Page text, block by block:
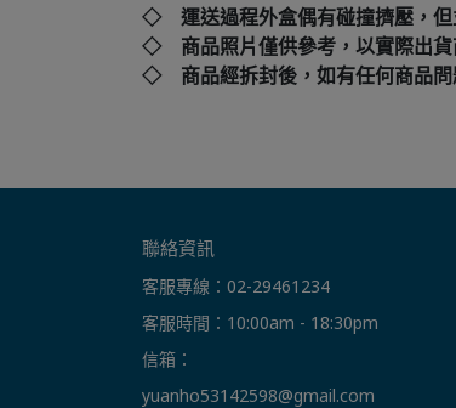
◇ 運送過程外盒偶有碰撞擠壓，但
◇ 商品照片僅供參考，以實際出貨
◇ 商品經拆封後，如有任何商品問
聯絡資訊
客服專線：02-29461234
客服時間：10:00am - 18:30pm
信箱：
yuanho53142598@gmail.com